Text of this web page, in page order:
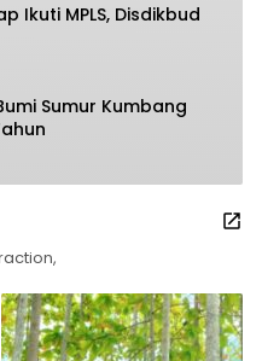
Disdikbud
Sumur Kumbang